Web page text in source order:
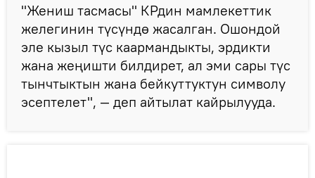
"Жениш тасмасы" КРдин мамлекеттик
желегинин түсүндө жасалган. Ошондой
эле кызыл түс каармандыкты, эрдикти
жана жеңишти билдирет, ал эми сары түс
тынчтыктын жана бейкуттуктун символу
эсептелет", — деп айтылат кайрылууда.